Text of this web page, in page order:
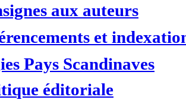
aux auteurs
et
Pays Scandinaves
éditoriale